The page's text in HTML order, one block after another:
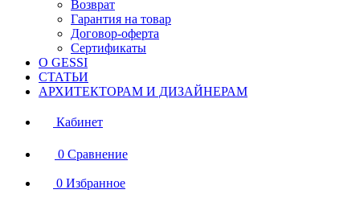
Возврат
Гарантия на товар
Договор-оферта
Сертификаты
О GESSI
СТАТЬИ
АРХИТЕКТОРАМ И ДИЗАЙНЕРАМ
Кабинет
0 Сравнение
0 Избранное